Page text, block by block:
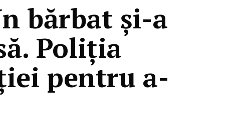
bărbat şi-a
Poliţia
pentru a-